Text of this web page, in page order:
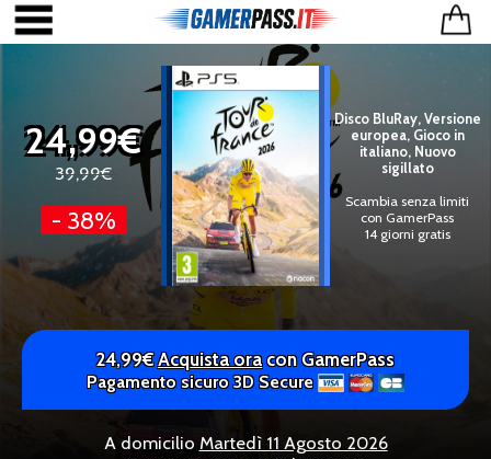
24,99€
39,99€
- 38%
Disco BluRay, Versione
europea, Gioco in
italiano, Nuovo
sigillato
Scambia senza limiti
con GamerPass
14 giorni gratis
24,99€Acquista oracon GamerPass
Pagamento sicuro 3D Secure
A domicilio Martedì 11 Agosto 2026